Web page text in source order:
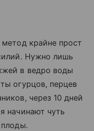
крайне прост
Нужно лишь
в ведро воды
огурцов, перцев
через 10 дней
начинают чуть
плоды.